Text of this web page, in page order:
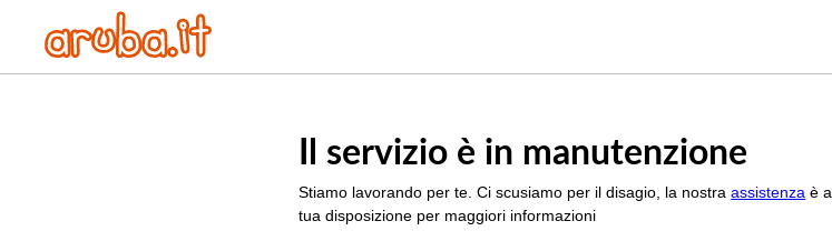
Il servizio è in manutenzione
Stiamo lavorando per te. Ci scusiamo per il disagio, la nostraassistenza è a
tua disposizione per maggiori informazioni